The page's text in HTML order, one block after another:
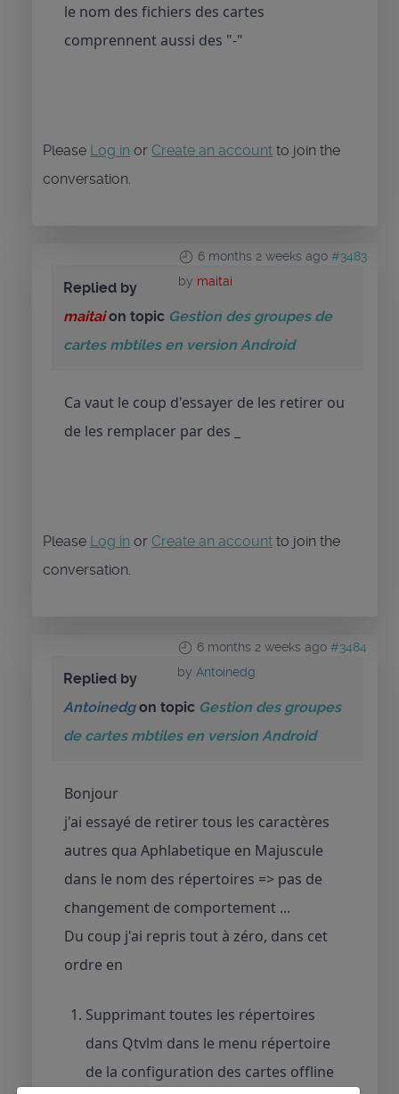
le nom des fichiers des cartes
comprennent aussi des "-"
Please Log in or Create an account to join the
conversation.
6 months 2 weeks ago #3483
by maitai
Replied by
maitaion topic Gestion des groupes de
cartes mbtiles en version Android
Ca vaut le coup d'essayer de les retirer ou
de les remplacer par des _
Please Log in or Create an account to join the
conversation.
6 months 2 weeks ago #3484
by Antoinedg
Replied by
Antoinedgon topic Gestion des groupes
de cartes mbtiles en version Android
Bonjour
j'ai essayé de retirer tous les caractères
autres qua Aphlabetique en Majuscule
dans le nom des répertoires => pas de
changement de comportement ...
Du coup j'ai repris tout à zéro, dans cet
ordre en
Supprimant toutes les répertoires
dans Qtvlm dans le menu répertoire
de la configuration des cartes offline